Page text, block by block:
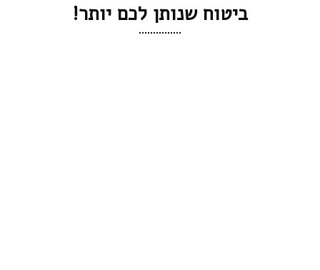
ביטוח שנותן לכם יותר!